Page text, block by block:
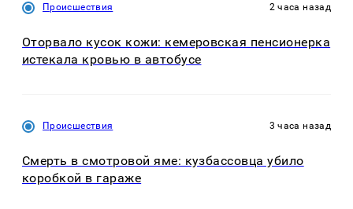
Происшествия 2 часа назад
Оторвало кусок кожи: кемеровская пенсионерка
истекала кровью в автобусе
Происшествия 3 часа назад
Смерть в смотровой яме: кузбассовца убило
коробкой в гараже